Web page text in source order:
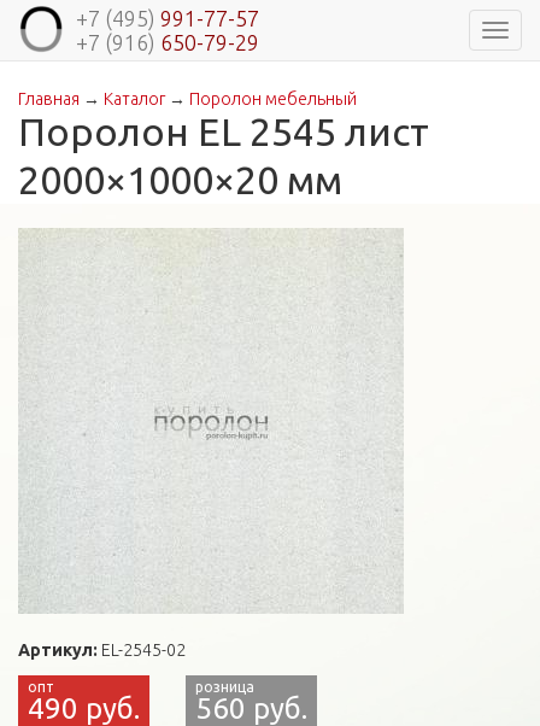
+7 (495) 991-77-57
+7 (916) 650-79-29
Вы здесь
Главная → Каталог→ Поролон мебельный
Поролон EL 2545 лист
2000×1000×20 мм
Артикул: EL-2545-02
490 руб. 560 руб.